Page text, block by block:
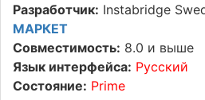
Разработчик: Instabridge
МАРКЕТ
Совместимость: 8.0 и выше
Язык интерфейса: Русский
Состояние: Prime